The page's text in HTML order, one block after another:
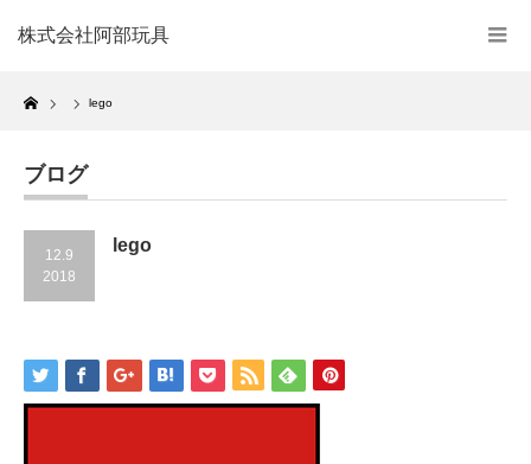
株式会社阿部玩具
Home
lego
ブログ
12.9
2018
lego